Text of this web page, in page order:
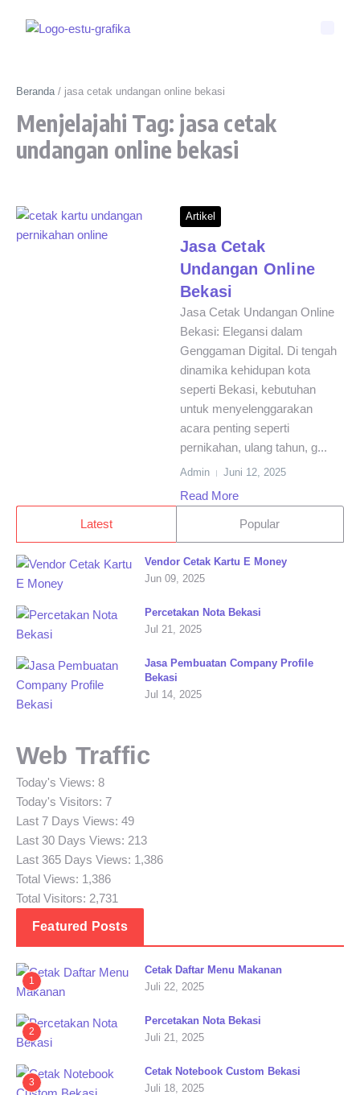
Beranda/ jasa cetak undangan online bekasi
Menjelajahi Tag: jasa cetak
undangan online bekasi
Artikel
Jasa Cetak
Undangan Online
Bekasi
Jasa Cetak Undangan Online
Bekasi: Elegansi dalam
Genggaman Digital. Di tengah
dinamika kehidupan kota
seperti Bekasi, kebutuhan
untuk menyelenggarakan
acara penting seperti
pernikahan, ulang tahun, g...
Admin Juni 12, 2025
Read More
Latest Popular
Vendor Cetak Kartu E Money
Jun 09, 2025
Percetakan Nota Bekasi
Jul 21, 2025
Jasa Pembuatan Company Profile
Bekasi
Jul 14, 2025
Web Traffic
Today's Views: 8
Today's Visitors: 7
Last 7 Days Views: 49
Last 30 Days Views: 213
Last 365 Days Views: 1,386
Total Views: 1,386
Total Visitors: 2,731
Featured Posts
1
Cetak Daftar Menu Makanan
Juli 22, 2025
2
Percetakan Nota Bekasi
Juli 21, 2025
3
Cetak Notebook Custom Bekasi
Juli 18, 2025